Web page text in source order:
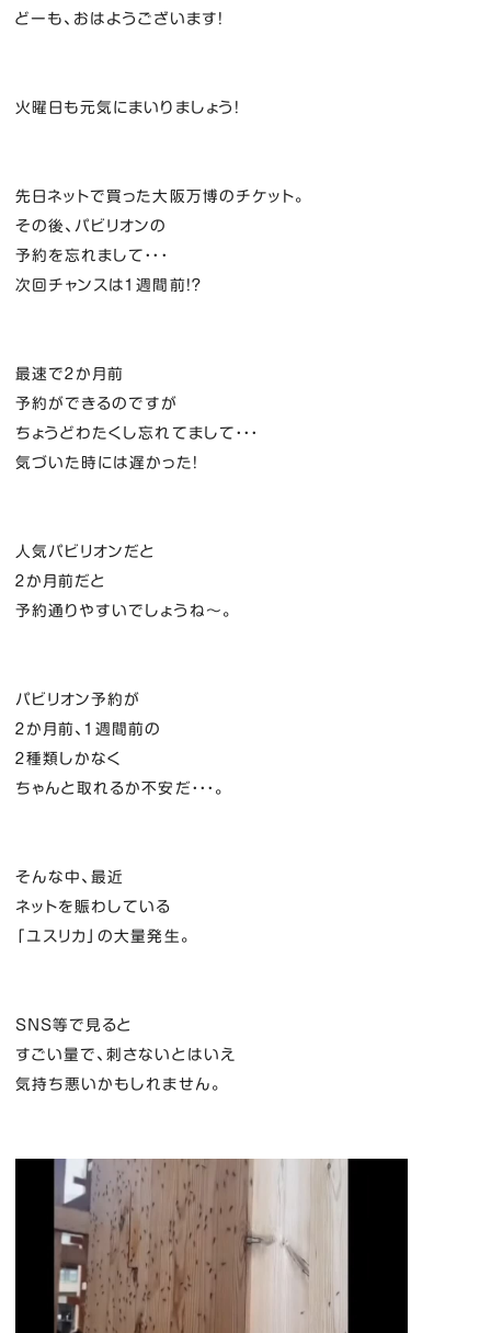
どーも、おはようございます！
火曜日も元気にまいりましょう！
先日ネットで買った大阪万博のチケット。
その後、パビリオンの
予約を忘れまして・・・
次回チャンスは１週間前！？
最速で２か月前
予約ができるのですが
ちょうどわたくし忘れてまして・・・
気づいた時には遅かった！
人気パビリオンだと
２か月前だと
予約通りやすいでしょうね～。
パビリオン予約が
２か月前、１週間前の
２種類しかなく
ちゃんと取れるか不安だ・・・。
そんな中、最近
ネットを賑わしている
「ユスリカ」の大量発生。
SNS等で見ると
すごい量で、刺さないとはいえ
気持ち悪いかもしれません。